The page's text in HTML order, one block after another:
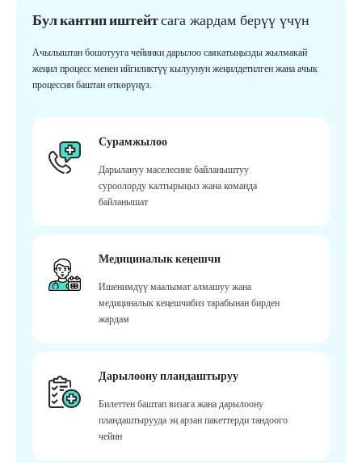
Бул кантип иштейтсага жардам берүү үчүн
Ачылыштан бошотууга чейинки дарылоо саякатыңызды жылмакай
жеңил процесс менен ийгиликтүү кылуунун жеңилдетилген жана ачык
процессин баштан өткөрүңүз.
Сурамжылоо
Дарылануу маселесине байланыштуу
суроолорду калтырыңыз жана команда
байланышат
Медициналык кеңешчи
Ишенимдүү маалымат алмашуу жана
медициналык кеңешчибиз тарабынан бирден
жардам
Дарылоону пландаштыруу
Билеттен баштап визага жана дарылоону
пландаштырууда эң арзан пакеттерди тандоого
чейин